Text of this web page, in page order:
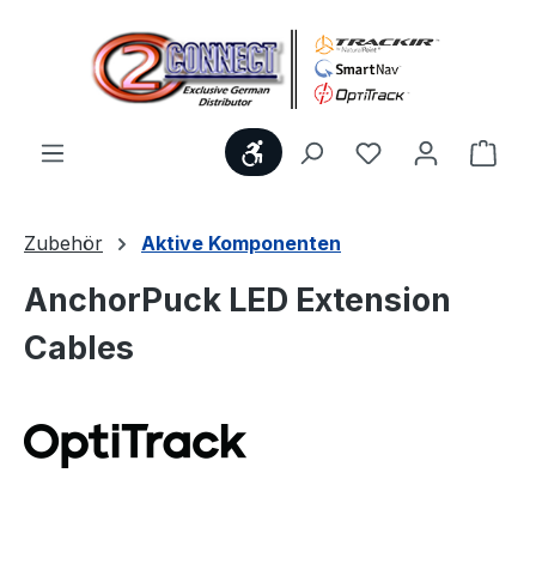
Zum Hauptinhalt springen
Werkzeugleiste anzeigen
Du hast 0
Zubehör Aktive Komponenten
AnchorPuck LED Extension
Cables